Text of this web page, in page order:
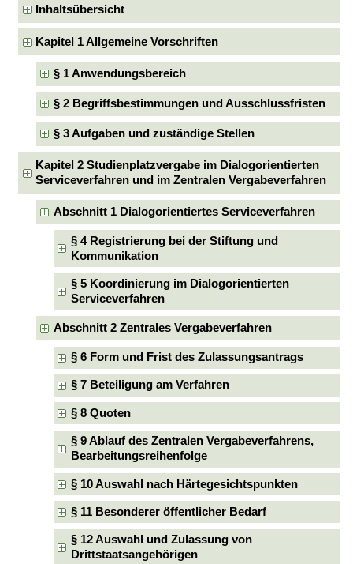
Inhaltsübersicht
Kapitel 1 Allgemeine Vorschriften
§ 1 Anwendungsbereich
§ 2 Begriffsbestimmungen und Ausschlussfristen
§ 3 Aufgaben und zuständige Stellen
Kapitel 2 Studienplatzvergabe im Dialogorientierten
Serviceverfahren und im Zentralen Vergabeverfahren
Abschnitt 1 Dialogorientiertes Serviceverfahren
§ 4 Registrierung bei der Stiftung und
Kommunikation
§ 5 Koordinierung im Dialogorientierten
Serviceverfahren
Abschnitt 2 Zentrales Vergabeverfahren
§ 6 Form und Frist des Zulassungsantrags
§ 7 Beteiligung am Verfahren
§ 8 Quoten
§ 9 Ablauf des Zentralen Vergabeverfahrens,
Bearbeitungsreihenfolge
§ 10 Auswahl nach Härtegesichtspunkten
§ 11 Besonderer öffentlicher Bedarf
§ 12 Auswahl und Zulassung von
Drittstaatsangehörigen